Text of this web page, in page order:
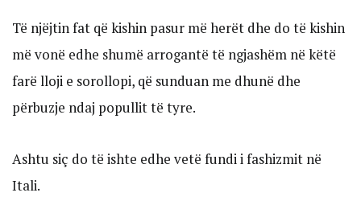
Të njëjtin fat që kishin pasur më herët dhe do të kishin
më vonë edhe shumë arrogantë të ngjashëm në këtë
farë lloji e sorollopi, që sunduan me dhunë dhe
përbuzje ndaj popullit të tyre.
Ashtu siç do të ishte edhe vetë fundi i fashizmit në
Itali.